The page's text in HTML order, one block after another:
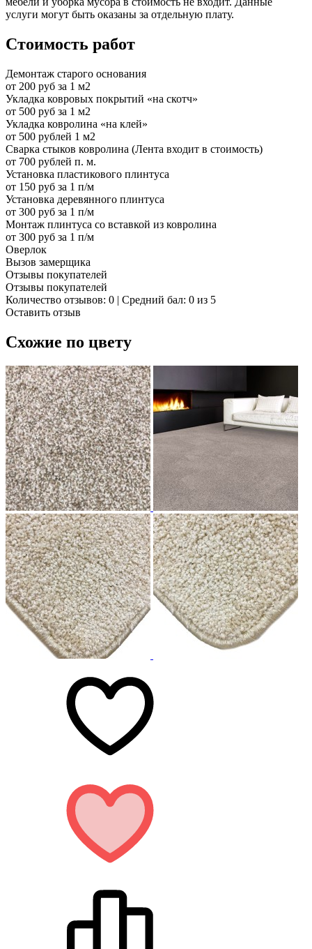
услуги могут быть оказаны за отдельную плату.
Стоимость работ
Демонтаж старого основания
от 200 руб за 1 м2
Укладка ковровых покрытий «на скотч»
от 500 руб за 1 м2
Укладка ковролина «на клей»
от 500 рублей 1 м2
Сварка стыков ковролина (Лента входит в стоимость)
от 700 рублей п. м.
Установка пластикового плинтуса
от 150 руб за 1 п/м
Установка деревянного плинтуса
от 300 руб за 1 п/м
Монтаж плинтуса со вставкой из ковролина
от 300 руб за 1 п/м
Оверлок
Вызов замерщика
Отзывы покупателей
Отзывы покупателей
Количество отзывов: 0 | Средний бал: 0 из 5
Оставить отзыв
Схожие по цвету